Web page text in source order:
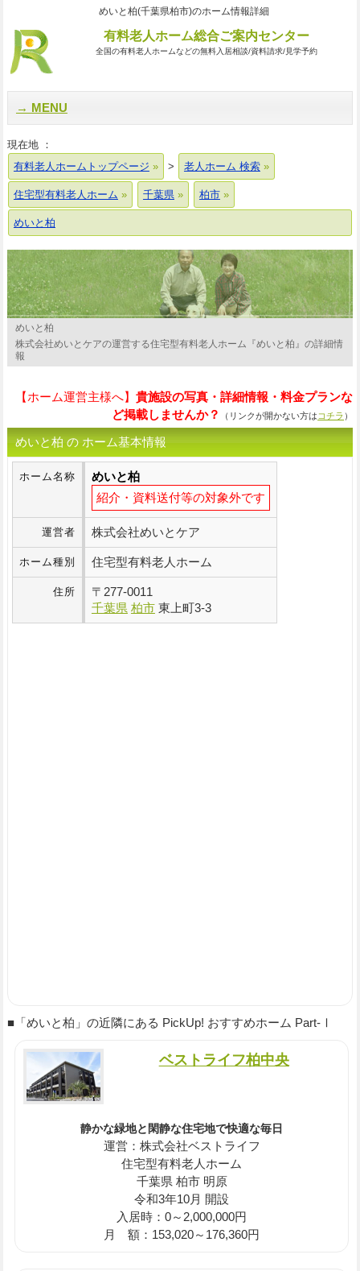
めいと柏(千葉県柏市)のホーム情報詳細
有料老人ホーム総合ご案内センター
全国の有料老人ホームなどの無料入居相談/資料請求/見学予約
MENU
現在地 ：
有料老人ホームトップページ
> 老人ホーム 検索
住宅型有料老人ホーム 千葉県 柏市
めいと柏
めいと柏
株式会社めいとケアの運営する住宅型有料老人ホーム『めいと柏』の詳細情
報
【ホーム運営主様へ】貴施設の写真・詳細情報・料金プランな
ど掲載しませんか？
（リンクが開かない方は コチラ ）
めいと柏 の ホーム基本情報
ホーム名称
めいと柏
紹介・資料送付等の対象外です
運営者 株式会社めいとケア
ホーム種別 住宅型有料老人ホーム
住所 〒 277-0011
千葉県 柏市 東上町3-3
■「めいと柏」の近隣にある PickUp! おすすめホーム Part-Ⅰ
ベストライフ柏中央
静かな緑地と閑静な住宅地で快適な毎日
運営：株式会社ベストライフ
住宅型有料老人ホーム
千葉県 柏市 明原
令和3年10月 開設
入居時：0～2,000,000円
月 額：153,020～176,360円